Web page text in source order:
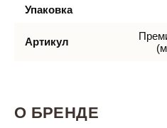
Упаковка
Артикул
О БРЕНДЕ